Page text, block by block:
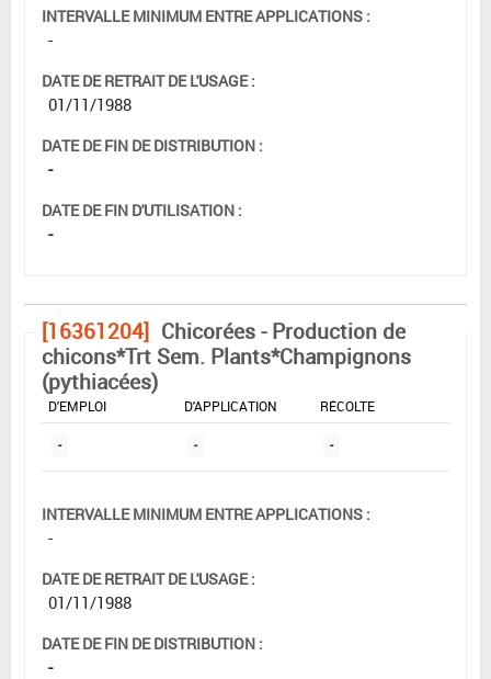
INTERVALLE MINIMUM ENTRE APPLICATIONS :
-
DATE DE RETRAIT DE L'USAGE :
01/11/1988
DATE DE FIN DE DISTRIBUTION :
-
DATE DE FIN D'UTILISATION :
-
[16361204] Chicorées - Production de
chicons*Trt Sem. Plants*Champignons
(pythiacées)
DOSE MAX
D'EMPLOI
D'APPLICATION
RÉCOLTE
- - -
INTERVALLE MINIMUM ENTRE APPLICATIONS :
-
DATE DE RETRAIT DE L'USAGE :
01/11/1988
DATE DE FIN DE DISTRIBUTION :
-